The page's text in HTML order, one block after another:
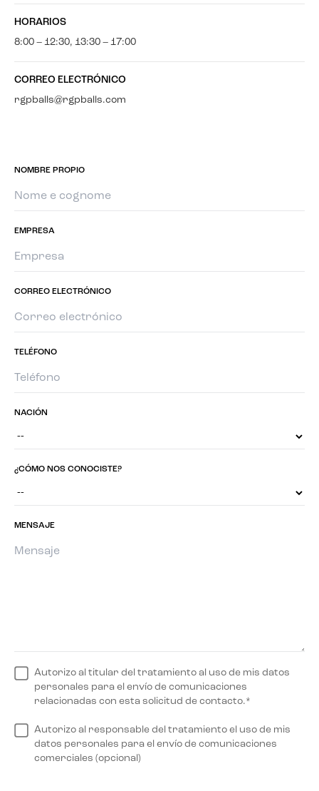
HORARIOS
8:00 – 12:30, 13:30 – 17:00
CORREO ELECTRÓNICO
rgpballs@rgpballs.com
NOMBRE PROPIO
EMPRESA
CORREO ELECTRÓNICO
TELÉFONO
NACIÓN
¿CÓMO NOS CONOCISTE?
MENSAJE
Autorizo al titular del tratamiento al uso de mis datos
personales para el envío de comunicaciones
relacionadas con esta solicitud de contacto.*
Autorizo al responsable del tratamiento el uso de mis
datos personales para el envío de comunicaciones
comerciales (opcional)